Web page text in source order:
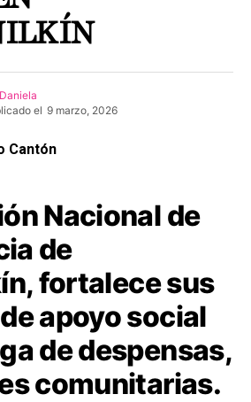
Daniela
el 9 marzo, 2026
Cantón
Nacional de
de
fortalece sus
apoyo social
de despensas,
comunitarias.